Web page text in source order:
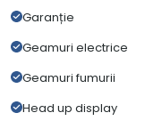
Garanție
Geamuri electrice
Geamuri fumurii
Head up display